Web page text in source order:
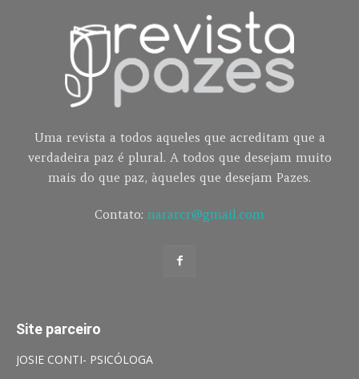
Uma revista a todos aqueles que acreditam que a
verdadeira paz é plural. A todos que desejam muito
mais do que paz, àqueles que desejam Pazes.
Contato: nararcr@gmail.com
Site parceiro
JOSIE CONTI- PSICÓLOGA